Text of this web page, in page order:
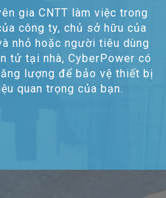
gia CNTT làm việc trong
công ty, chủ sở hữu của
nhỏ hoặc người tiêu dùng
tử tại nhà, CyberPower có
lượng để bảo vệ thiết bị
quan trọng của bạn.